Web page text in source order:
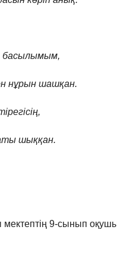
басылымым,
нұрын шашқан.
шыққан.
9-сынып